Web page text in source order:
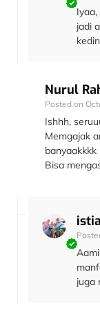
jadi
Nurul
Posted on
Ishhh,
Memgajak
Bisa
juga